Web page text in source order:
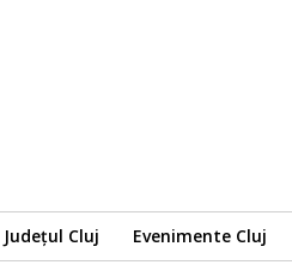
Județul Cluj Evenimente Cluj